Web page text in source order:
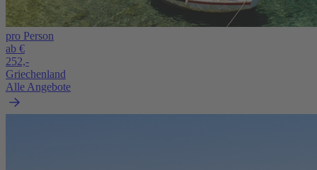
pro Person
ab €
252,-
Griechenland
Alle Angebote